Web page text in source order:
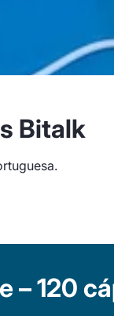
Bitalk
– 120